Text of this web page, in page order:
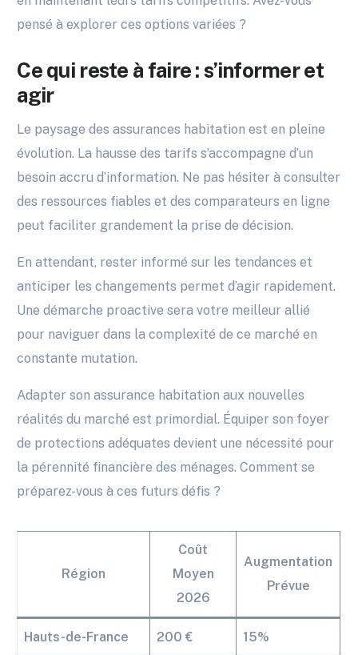
pensé à explorer ces options variées ?
Ce qui reste à faire : s’informer et
agir
Le paysage des assurances habitation est en pleine
évolution. La hausse des tarifs s’accompagne d’un
besoin accru d’information. Ne pas hésiter à consulter
des ressources fiables et des comparateurs en ligne
peut faciliter grandement la prise de décision.
En attendant, rester informé sur les tendances et
anticiper les changements permet d’agir rapidement.
Une démarche proactive sera votre meilleur allié
pour naviguer dans la complexité de ce marché en
constante mutation.
Adapter son assurance habitation aux nouvelles
réalités du marché est primordial. Équiper son foyer
de protections adéquates devient une nécessité pour
la pérennité financière des ménages. Comment se
préparez-vous à ces futurs défis ?
Région
Coût
Moyen
2026
Augmentation
Prévue
Hauts-de-France 200 € 15%